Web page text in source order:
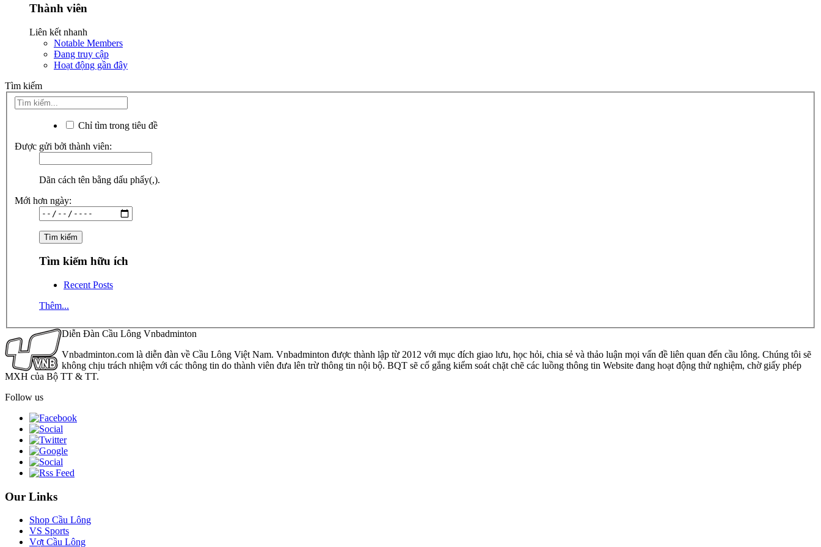
Thành viên
Liên kết nhanh
Notable Members
Đang truy cập
Hoạt động gần đây
Tìm kiếm
Chỉ tìm trong tiêu đề
Được gửi bởi thành viên:
Dãn cách tên bằng dấu phẩy(,).
Mới hơn ngày:
Tìm kiếm hữu ích
Recent Posts
Thêm...
Diễn Đàn Cầu Lông Vnbadminton
Vnbadminton.com là diễn đàn về Cầu Lông Việt Nam. Vnbadminton được thành lập từ 2012 với mục đích giao lưu, học hỏi, chia sẻ và thảo luận mọi vấn đề liên quan đến cầu lông. Chúng tôi sẽ
không chịu trách nhiệm với các thông tin do thành viên đưa lên trừ thông tin nội bộ. BQT sẽ cố gắng kiểm soát chặt chẽ các luồng thông tin Website đang hoạt động thử nghiệm, chờ giấy phép
MXH của Bộ TT & TT.
Follow us
Our Links
Shop Cầu Lông
VS Sports
Vợt Cầu Lông